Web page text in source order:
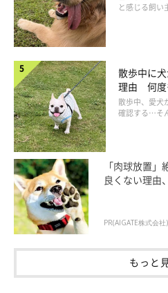
きつね顔の柴犬とは？
きつね顔の柴犬は、面長でシャー
です。可愛らしい印象のたぬき顔
な印象が強くなることも。大きな
は、どこかオオカミに似ていると
と感じる飼い
散歩中に
理由 何度
なぜ？
散歩中、愛犬
確認する…そ
「肉球放置
良くない理由
PR(AIGATE株式会社)
もっと